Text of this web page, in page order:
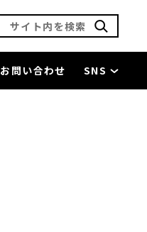
サイト内を検索
お問い合わせ SNS